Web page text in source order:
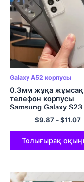
Galaxy A52 корпусы
0.3мм жұқа жұмсақ
телефон корпусы
Samsung Galaxy S23
S21 Ultra Plus A53
A52s A72 4G 5G
20 Ультра жұқа
мөлдір қақпақ
$9.87–$11.07
Толығырақ